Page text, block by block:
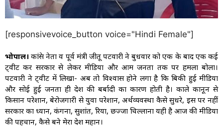
[responsivevoice_button voice="Hindi Female"]
भोपाल। कांग्रेस नेता व पूर्व मंत्री जीतू पटवारी ने बुधवार को एक के बाद एक कई
ट्वीट कर सरकार से लेकर मीडिया और आम जनता तक पर हमला बोला।
पटवारी ने ट्वीट में लिखा- अब तो विश्वास होने लगा है कि बिकी हुई मीडिया
और सोई हुई जनता ही देश की बर्बादी का कारण होती है। काले कानून से
किसान परेशान, बेरोजगारी से युवा परेशान, अर्थव्यवस्था कैसे सुधरे, इस पर नहीं
सरकार का ध्यान, कंगना, सुशांत, रिया, छज्जा चिल्लाना यही है आज की मीडिया
की पहचान, कैसे बने मेरा देश महान।